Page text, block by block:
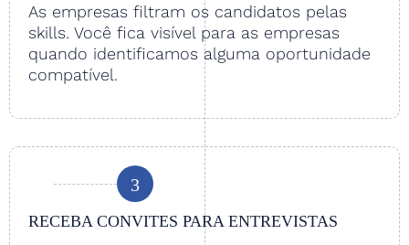
As empresas filtram os candidatos pelas
skills. Você fica visível para as empresas
quando identificamos alguma oportunidade
compatível.
3
RECEBA CONVITES PARA ENTREVISTAS